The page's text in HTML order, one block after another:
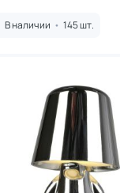
В наличии • 145 шт.